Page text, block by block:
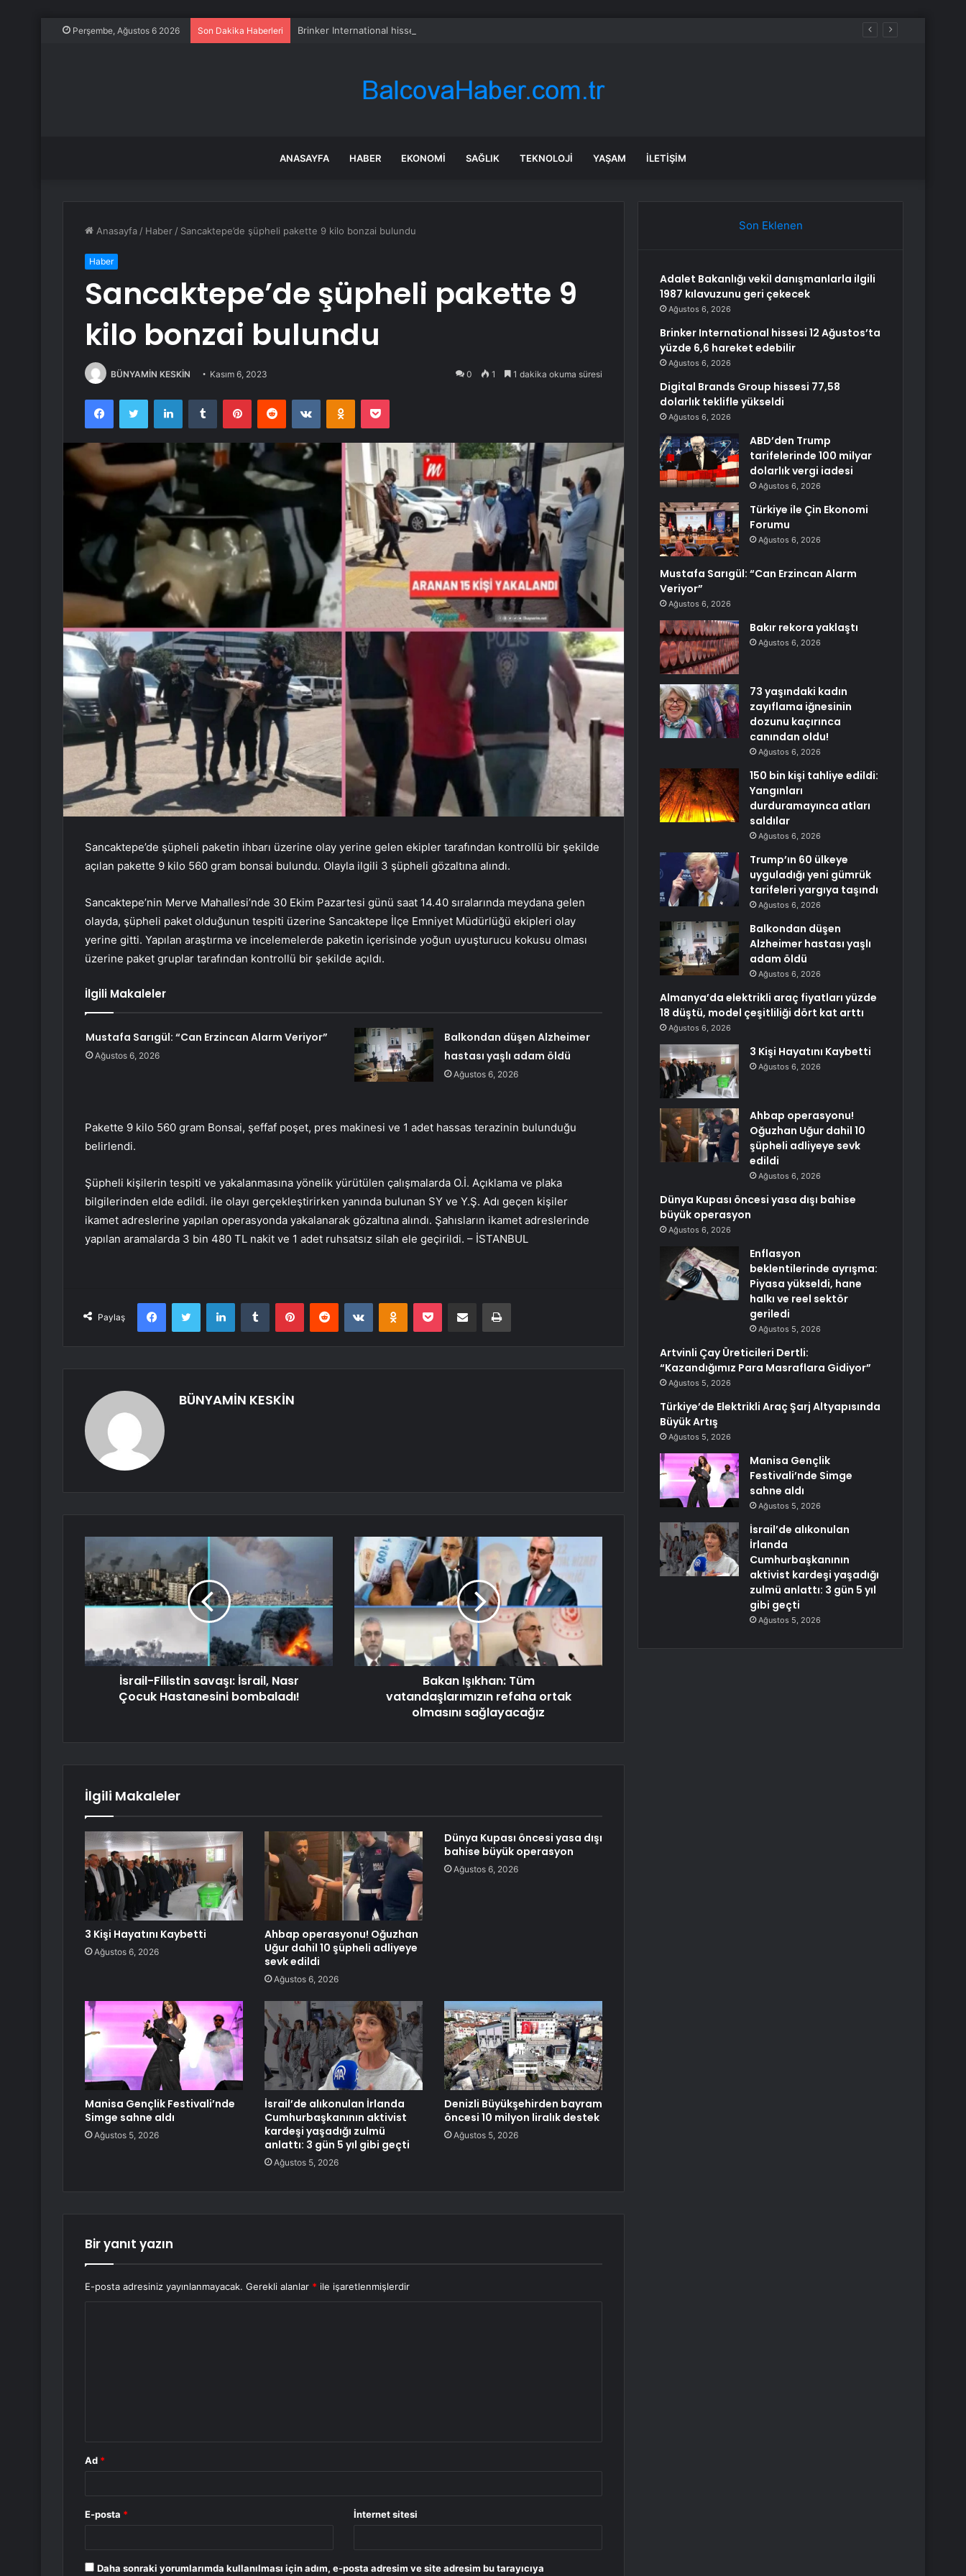
Perşembe, Ağustos 6 2026 Son Dakika Haberleri Brinker International hissesi 12 Ağustos’ta yüzde 6,6 hareket edebilir
ANASAYFA HABER EKONOMI SAĞLIK TEKNOLOJI YAŞAM İLETIŞIM
Anasayfa / Haber / Sancaktepe’de şüpheli pakette 9 kilo bonzai bulundu
Haber
Sancaktepe’de şüpheli pakette 9
kilo bonzai bulundu
BÜNYAMİN KESKİN Kasım 6, 2023 0 1 1 dakika okuma süresi
FacebookTwitter LinkedInTumblr PinterestReddit VKontakteOdnoklassniki
Pocket
Sancaktepe’de şüpheli paketin ihbarı üzerine olay yerine gelen ekipler tarafından kontrollü bir şekilde
açılan pakette 9 kilo 560 gram bonsai bulundu. Olayla ilgili 3 şüpheli gözaltına alındı.
Sancaktepe’nin Merve Mahallesi’nde 30 Ekim Pazartesi günü saat 14.40 sıralarında meydana gelen
olayda, şüpheli paket olduğunun tespiti üzerine Sancaktepe İlçe Emniyet Müdürlüğü ekipleri olay
yerine gitti. Yapılan araştırma ve incelemelerde paketin içerisinde yoğun uyuşturucu kokusu olması
üzerine paket gruplar tarafından kontrollü bir şekilde açıldı.
İlgili Makaleler
Mustafa Sarıgül: “Can Erzincan Alarm Veriyor”
Ağustos 6, 2026
Balkondan düşen Alzheimer
hastası yaşlı adam öldü
Ağustos 6, 2026
Pakette 9 kilo 560 gram Bonsai, şeffaf poşet, pres makinesi ve 1 adet hassas terazinin bulunduğu
belirlendi.
Şüpheli kişilerin tespiti ve yakalanmasına yönelik yürütülen çalışmalarda O.İ. Açıklama ve plaka
bilgilerinden elde edildi. ile olayı gerçekleştirirken yanında bulunan SY ve Y.Ş. Adı geçen kişiler
ikamet adreslerine yapılan operasyonda yakalanarak gözaltına alındı. Şahısların ikamet adreslerinde
yapılan aramalarda 3 bin 480 TL nakit ve 1 adet ruhsatsız silah ele geçirildi. – İSTANBUL
Paylaş
FacebookTwitter LinkedInTumblr PinterestReddit VKontakteOdnoklassniki
Pocket E-Posta ile paylaş Yazdır
BÜNYAMİN KESKİN
İsrail-Filistin savaşı: İsrail, Nasr
Çocuk Hastanesini bombaladı!
Bakan Işıkhan: Tüm
vatandaşlarımızın refaha ortak
olmasını sağlayacağız
İlgili Makaleler
3 Kişi Hayatını Kaybetti
Ağustos 6, 2026
Ahbap operasyonu! Oğuzhan
Uğur dahil 10 şüpheli adliyeye
sevk edildi
Ağustos 6, 2026
Dünya Kupası öncesi yasa dışı
bahise büyük operasyon
Ağustos 6, 2026
Manisa Gençlik Festivali’nde
Simge sahne aldı
Ağustos 5, 2026
İsrail’de alıkonulan İrlanda
Cumhurbaşkanının aktivist
kardeşi yaşadığı zulmü
anlattı: 3 gün 5 yıl gibi geçti
Ağustos 5, 2026
Denizli Büyükşehirden bayram
öncesi 10 milyon liralık destek
Ağustos 5, 2026
Bir yanıt yazın
E-posta adresiniz yayınlanmayacak. Gerekli alanlar * ile işaretlenmişlerdir
Ad *
E-posta * İnternet sitesi
Daha sonraki yorumlarımda kullanılması için adım, e-posta adresim ve site adresim bu tarayıcıya
Son Eklenen
Adalet Bakanlığı vekil danışmanlarla ilgili
1987 kılavuzunu geri çekecek
Ağustos 6, 2026
Brinker International hissesi 12 Ağustos’ta
yüzde 6,6 hareket edebilir
Ağustos 6, 2026
Digital Brands Group hissesi 77,58
dolarlık teklifle yükseldi
Ağustos 6, 2026
ABD’den Trump
tarifelerinde 100 milyar
dolarlık vergi iadesi
Ağustos 6, 2026
Türkiye ile Çin Ekonomi
Forumu
Ağustos 6, 2026
Mustafa Sarıgül: “Can Erzincan Alarm
Veriyor”
Ağustos 6, 2026
Bakır rekora yaklaştı
Ağustos 6, 2026
73 yaşındaki kadın
zayıflama iğnesinin
dozunu kaçırınca
canından oldu!
Ağustos 6, 2026
150 bin kişi tahliye edildi:
Yangınları
durduramayınca atları
saldılar
Ağustos 6, 2026
Trump’ın 60 ülkeye
uyguladığı yeni gümrük
tarifeleri yargıya taşındı
Ağustos 6, 2026
Balkondan düşen
Alzheimer hastası yaşlı
adam öldü
Ağustos 6, 2026
Almanya’da elektrikli araç fiyatları yüzde
18 düştü, model çeşitliliği dört kat arttı
Ağustos 6, 2026
3 Kişi Hayatını Kaybetti
Ağustos 6, 2026
Ahbap operasyonu!
Oğuzhan Uğur dahil 10
şüpheli adliyeye sevk
edildi
Ağustos 6, 2026
Dünya Kupası öncesi yasa dışı bahise
büyük operasyon
Ağustos 6, 2026
Enflasyon
beklentilerinde ayrışma:
Piyasa yükseldi, hane
halkı ve reel sektör
geriledi
Ağustos 5, 2026
Artvinli Çay Üreticileri Dertli:
“Kazandığımız Para Masraflara Gidiyor”
Ağustos 5, 2026
Türkiye’de Elektrikli Araç Şarj Altyapısında
Büyük Artış
Ağustos 5, 2026
Manisa Gençlik
Festivali’nde Simge
sahne aldı
Ağustos 5, 2026
İsrail’de alıkonulan
İrlanda
Cumhurbaşkanının
aktivist kardeşi yaşadığı
zulmü anlattı: 3 gün 5 yıl
gibi geçti
Ağustos 5, 2026